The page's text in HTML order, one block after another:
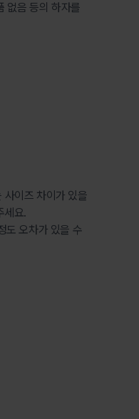
없음 등의 하자를
사이즈 차이가 있을
세요.
도 오차가 있을 수